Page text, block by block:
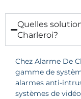
Quelles
Charleroi?
Chez Alarme De
gamme de
alarmes anti-
systèmes de